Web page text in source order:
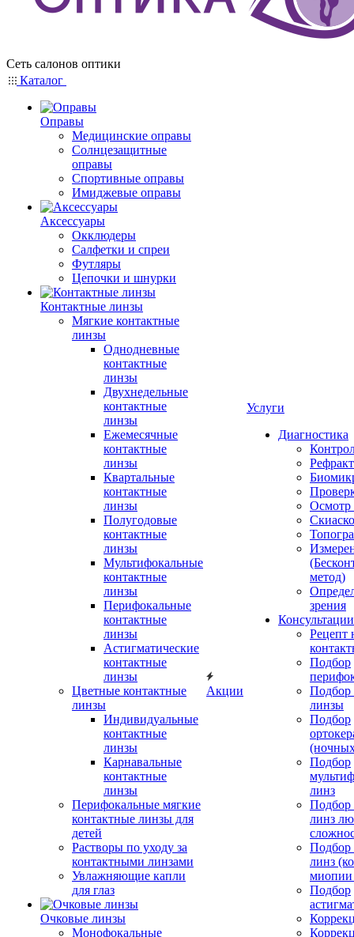
Сеть салонов оптики
Каталог
Оправы
Медицинские оправы
Солнцезащитные
оправы
Спортивные оправы
Имиджевые оправы
Аксессуары
Окклюдеры
Салфетки и спреи
Футляры
Цепочки и шнурки
Контактные линзы
Мягкие контактные
линзы
Однодневные
контактные
линзы
Двухнедельные
контактные
линзы
Ежемесячные
контактные
линзы
Квартальные
контактные
линзы
Полугодовые
контактные
линзы
Мультифокальные
контактные
линзы
Перифокальные
контактные
линзы
Астигматические
контактные
линзы
Цветные контактные
линзы
Индивидуальные
контактные
линзы
Карнавальные
контактные
линзы
Перифокальные мягкие
контактные линзы для
детей
Растворы по уходу за
контактными линзами
Увлажняющие капли
для глаз
Очковые линзы
Монофокальные
Акции
Услуги
Диагностика
Осмотр
метод)
зрения
Рецепт
Подбор
Подбор
линзы
Подбор
Подбор
линз
Подбор
линз
Подбор
линз
миопии
Подбор